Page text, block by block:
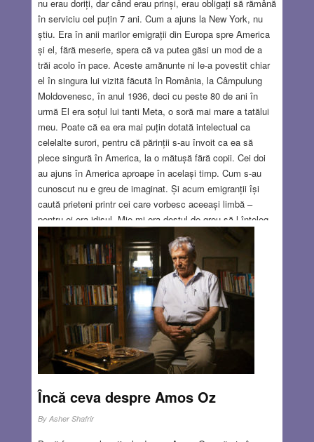
nu erau doriți, dar când erau prinși, erau obligați să rămână
în serviciu cel puțin 7 ani. Cum a ajuns la New York, nu
știu. Era în anii marilor emigrații din Europa spre America
și el, fără meserie, spera că va putea găsi un mod de a
trăi acolo în pace. Aceste amănunte ni le-a povestit chiar
el în singura lui vizită făcută în România, la Câmpulung
Moldovenesc, în anul 1936, deci cu peste 80 de ani în
urmă El era soțul lui tanti Meta, o soră mai mare a tatălui
meu. Poate că ea era mai puțin dotată intelectual ca
celelalte surori, pentru că părinții s-au învoit ca ea să
plece singură în America, la o mătușă fără copii. Cei doi
au ajuns în America aproape în același timp. Cum s-au
cunoscut nu e greu de imaginat. Și acum emigranții își
caută prieteni printr cei care vorbesc aceeași limbă –
pentru ei era idișul. Mie mi-era destul de greu să-l înțeleg,
căci vorbea un idiș lituanian amestecat cu engleză
americană. Tanti Meta vorbea încă germana. Sam și-a
început cariera ca peddler, negustor ambulant de haine
vechi și în curând s-a căsătorit cu tanti Meta, care era
călcătoreasă într-o spălătorie.
Read more…
JAN 17, 2019 3 COMMENTS
Încă ceva despre Amos Oz
By Asher Shafrir